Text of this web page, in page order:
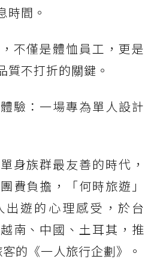
時間。
不僅是體恤員工，更是
質不打折的關鍵。
驗：一場專為單人設計
身族群最友善的時代，
費負擔，「何時旅遊」
遊的心理感受，於台
南、中國、土耳其，推
的《一人旅行企劃》。